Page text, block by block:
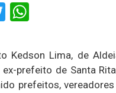
Twitter
Kedson Lima, de
ex-prefeito de Santa
prefeitos,